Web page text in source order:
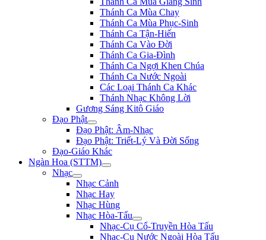
Thánh Ca Mùa Chay
Thánh Ca Mùa Phục-Sinh
Thánh Ca Tận-Hiến
Thánh Ca Vào Đời
Thánh Ca Gia-Đình
Thánh Ca Ngợi Khen Chúa
Thánh Ca Nước Ngoài
Các Loại Thánh Ca Khác
Thánh Nhạc Không Lời
Gương Sáng Kitô Giáo
Đạo Phật
Đạo Phật: Âm-Nhạc
Đạo Phật: Triết-Lý Và Đời Sống
Đạo-Giáo Khác
Ngàn Hoa (STTM)
Nhạc
Nhạc Cảnh
Nhạc Hay
Nhạc Hùng
Nhạc Hòa-Tấu
Nhạc-Cụ Cổ-Truyền Hòa Tấu
Nhạc-Cụ Nước Ngoài Hòa Tấu